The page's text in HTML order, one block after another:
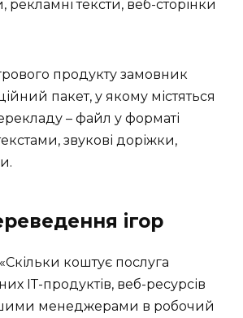
рекламні тексти, веб-сторінки
продукту замовник
пакет, у якому містяться
– файл у форматі
звукові доріжки,
ігор
коштує послуга
ІТ-продуктів, веб-ресурсів
менеджерами в робочий